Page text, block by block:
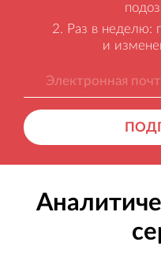
Раз в неделю:
и